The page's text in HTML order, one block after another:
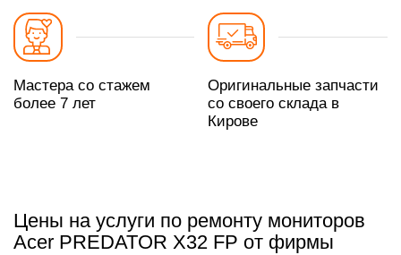
Мастера со стажем
более 7 лет
Оригинальные запчасти
со своего склада в
Кирове
Цены на услуги по ремонту мониторов
Acer PREDATOR X32 FP от фирмы